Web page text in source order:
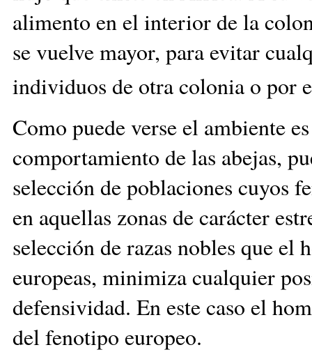
alimento en el interior de la
se vuelve mayor, para evitar
individuos de otra colonia o por
Como puede verse el ambiente
comportamiento de las abejas,
selección de poblaciones cuyos
en aquellas zonas de carácter
selección de razas nobles que el
europeas, minimiza cualquier
defensividad. En este caso el
del fenotipo europeo.